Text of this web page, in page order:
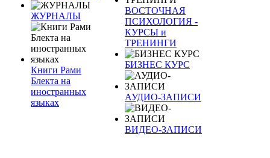
ЖУРНАЛЫ
Книги Рами
Блекта на
иностранных
языках
ВОСТОЧНАЯ
ПСИХОЛОГИЯ -
КУРСЫ и
ТРЕНИНГИ
БИЗНЕС КУРС
АУДИО-ЗАПИСИ
ВИДЕО-ЗАПИСИ